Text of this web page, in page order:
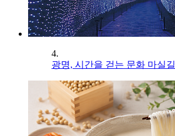
4.
광명, 시간을 걷는 문화 마실길